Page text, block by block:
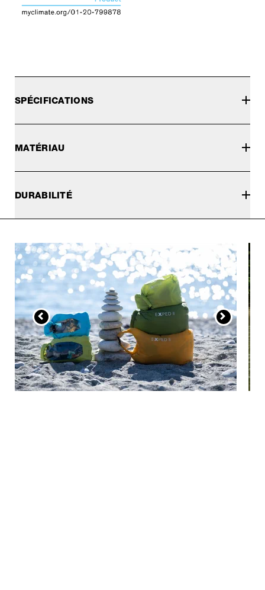
SPÉCIFICATIONS
MATÉRIAU
DURABILITÉ